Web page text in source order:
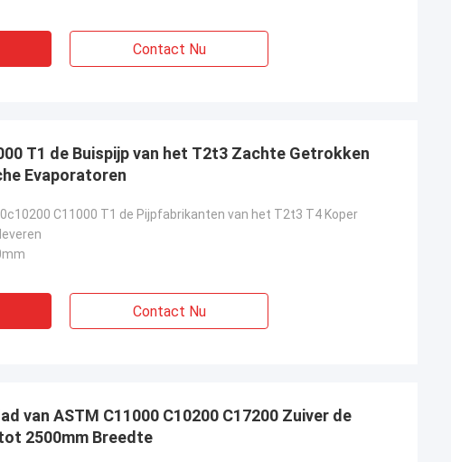
Contact Nu
T1 de Buispijp van het T2t3 Zachte Getrokken
Evaporatoren
C11000 T1 de Pijpfabrikanten van het T2t3 T4 Koper
Contact Nu
van ASTM C11000 C10200 C17200 Zuiver de
2500mm Breedte